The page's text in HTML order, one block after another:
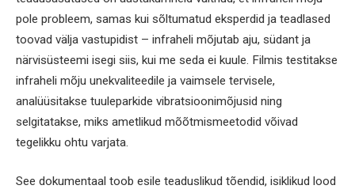
pole probleem, samas kui sõltumatud eksperdid ja teadlased
toovad välja vastupidist – infraheli mõjutab aju, südant ja
närvisüsteemi isegi siis, kui me seda ei kuule. Filmis testitakse
infraheli mõju unekvaliteedile ja vaimsele tervisele,
analüüsitakse tuuleparkide vibratsioonimõjusid ning
selgitatakse, miks ametlikud mõõtmismeetodid võivad
tegelikku ohtu varjata.
See dokumentaal toob esile teaduslikud tõendid, isiklikud lood